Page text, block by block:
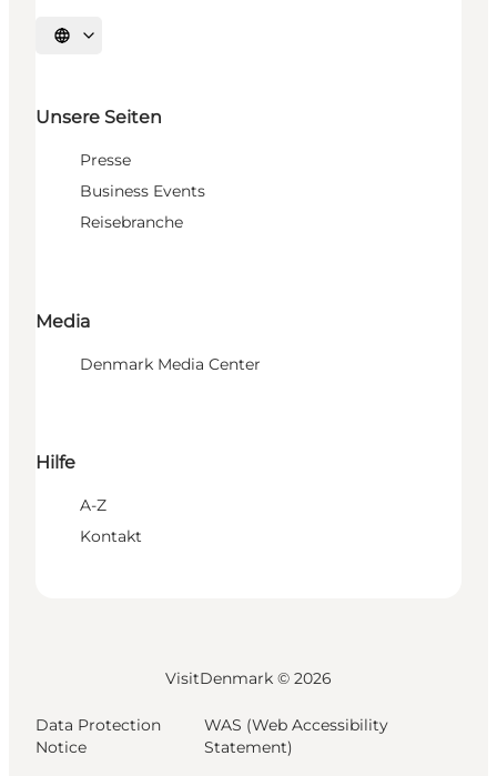
Sprache auswählen
Unsere Seiten
Presse
Business Events
Reisebranche
Media
Denmark Media Center
Hilfe
A-Z
Kontakt
VisitDenmark © 2026
Data Protection
Notice
WAS (Web Accessibility
Statement)